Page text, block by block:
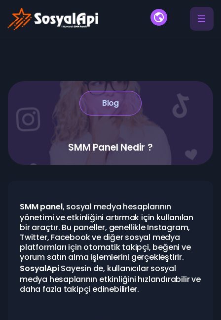
Blog
SMM Panel Nedir ?
SMM panel, sosyal medya hesaplarının
yönetimi ve etkinliğini artırmak için kullanılan
bir araçtır. Bu paneller, genellikle Instagram,
Twitter, Facebook ve diğer sosyal medya
platformları için otomatik takipçi, beğeni ve
yorum satın alma işlemlerini gerçekleştirir.
SosyalApiSayesin de, kullanıcılar sosyal
medya hesaplarının etkinliğini hızlandırabilir ve
daha fazla takipçi edinebilirler.